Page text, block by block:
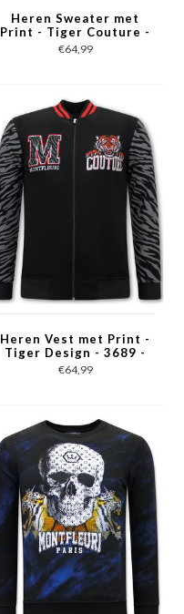
Heren Sweater met
Print - Tiger Couture -
3717 - Zwart
€64,99
Heren Vest met Print -
Tiger Design - 3689 -
Zwart
€64,99